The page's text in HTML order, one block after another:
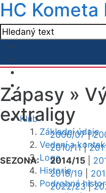
HC Kometa
Klub
Základní údaje
Vedení a
Logo
Historie
Podrobná
Zápasy »
extraligy
SEZONA:
2006/07|
2010/11|
2014/15
2018/19
2022/23|